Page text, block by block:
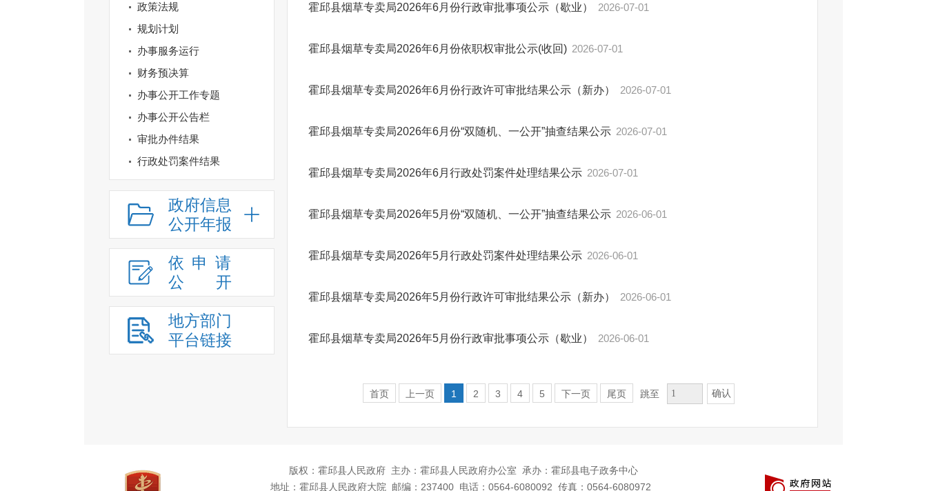
政策法规
规划计划
办事服务运行
财务预决算
办事公开工作专题
办事公开公告栏
审批办件结果
行政处罚案件结果
政府信息
公开年报
依申请
公
开
地方部门
平台链接
霍邱县烟草专卖局2026年6月份行政审批事项公示（歇业） 2026-07-01
霍邱县烟草专卖局2026年6月份依职权审批公示(收回) 2026-07-01
霍邱县烟草专卖局2026年6月份行政许可审批结果公示（新办） 2026-07-01
霍邱县烟草专卖局2026年6月份“双随机、一公开”抽查结果公示 2026-07-01
霍邱县烟草专卖局2026年6月行政处罚案件处理结果公示 2026-07-01
霍邱县烟草专卖局2026年5月份“双随机、一公开”抽查结果公示 2026-06-01
霍邱县烟草专卖局2026年5月行政处罚案件处理结果公示 2026-06-01
霍邱县烟草专卖局2026年5月份行政许可审批结果公示（新办） 2026-06-01
霍邱县烟草专卖局2026年5月份行政审批事项公示（歇业） 2026-06-01
首页 上一页 1 2 3 4 5 下一页 尾页 跳至 确认
版权：霍邱县人民政府 主办：霍邱县人民政府办公室
承办：霍邱县电子政务中心
地址：霍邱县人民政府大院
邮编：237400 电话：0564-6080092 传真：0564-6080972